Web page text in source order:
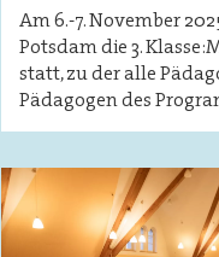
Am 6.-7. November
Potsdam die 3.
statt, zu der alle
Pädagogen des
Image